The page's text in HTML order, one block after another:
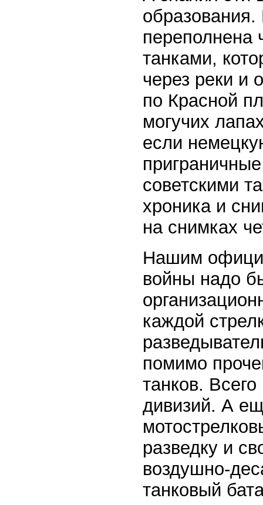
образования.
танками,
через реки и
по Красной
могучих
если
советскими
хроника и
на снимках
Нашим
войны надо
каждой
помимо
танков.
дивизий. А
разведку и
воздушно-
танковый